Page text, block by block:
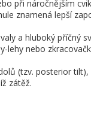
při náročnějším
znamená lepší
a hluboký příčný
lehy nebo
(tzv. posterior tilt),
zátěž.